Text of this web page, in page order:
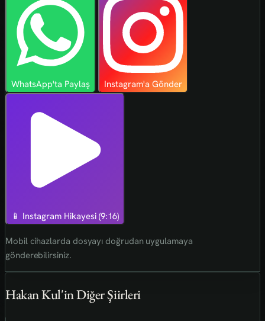
WhatsApp'ta Paylaş Instagram'a Gönder
📱 Instagram Hikayesi (9:16)
Mobil cihazlarda dosyayı doğrudan uygulamaya
gönderebilirsiniz.
Hakan Kul'in Diğer Şiirleri